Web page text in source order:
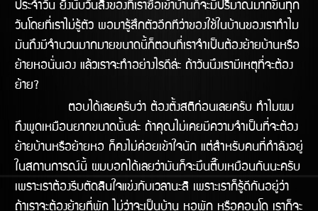
ประจำวัน ยิ่งนับวันสิ่งของที่เราซื้อเข้าบ้านก็จะมีปริมาณมากขึ้นทุก
วันโดยที่เราไม่รู้ตัว พอมารู้สึกตัวอีกทีว่าของใช้ในบ้านของเราทำไม
มันถึงมีจำนวนมากมายขนาดนี้ก็ตอนที่เราจำเป็นต้องย้ายบ้านหรือ
ย้ายหอนั่นเอง แล้วเราจะทำอย่างไรดีล้่ะ ถ้าวันนึงเรามีเหตุที่จะต้อง
ย้าย?
ตอบได้เลยครับว่า ต้องตั้งสติก่อนเลยครับ ทำไมผม
ถึงพูดเหมือนยากขนาดนั้นล่ะ ถ้าคุณไม่เคยมีความจำเป็นที่จะต้อง
ย้ายบ้านหรือย้ายหอ ก็คงไม่ค่อยเข้้าใจนัก แต่สำหรับคนที่กำลังอยู่
ในสถานการณ์นี้ ผมบอกได้เลยว่ามันก็จะมึนตึ๊บเหมือนกันนะครับ
เพราะเราต้องรีบตัดสินใจแข่งกับเวลานะสิ เพราะเราก็รู้ดีกันอยู่ว่า
ถ้าเราจะต้องย้ายที่พัก ไม่ว่าจะเป็นบ้าน หอพัก หรือคอนโด เราก็จะ